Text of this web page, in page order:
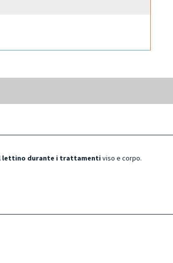
lettino durante i trattamenti viso e corpo.